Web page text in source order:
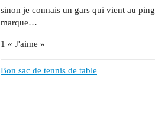
sinon je connais un gars qui vient au
marque…
1 « J'aime »
Bon sac de tennis de table